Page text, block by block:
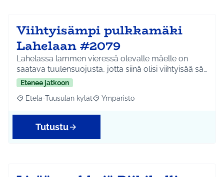
Viihtyisämpi pulkkamäki
Lahelaan #2079
Lahelassa lammen vieressä olevalle mäelle on
saatava tuulensuojusta, jotta siinä olisi viihtyisää sä…
Etenee jatkoon
Rajaa tulokset aihepiirin mukaan: Etelä-Tuusulan kylät
Etelä-Tuusulan kylät Rajaa tulokset teeman mukaan:
Ympäristö
Tutustu